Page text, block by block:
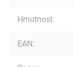
Hmotnost:
EAN: